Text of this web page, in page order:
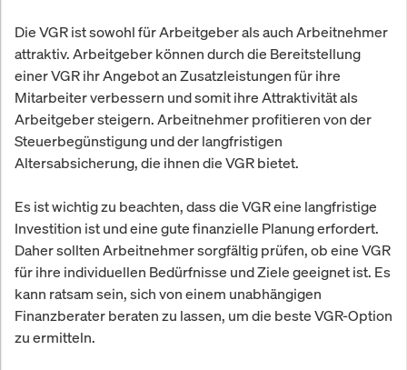
Die VGR ist sowohl für Arbeitgeber als auch Arbeitnehmer
attraktiv. Arbeitgeber können durch die Bereitstellung
einer VGR ihr Angebot an Zusatzleistungen für ihre
Mitarbeiter verbessern und somit ihre Attraktivität als
Arbeitgeber steigern. Arbeitnehmer profitieren von der
Steuerbegünstigung und der langfristigen
Altersabsicherung, die ihnen die VGR bietet.
Es ist wichtig zu beachten, dass die VGR eine langfristige
Investition ist und eine gute finanzielle Planung erfordert.
Daher sollten Arbeitnehmer sorgfältig prüfen, ob eine VGR
für ihre individuellen Bedürfnisse und Ziele geeignet ist. Es
kann ratsam sein, sich von einem unabhängigen
Finanzberater beraten zu lassen, um die beste VGR-Option
zu ermitteln.